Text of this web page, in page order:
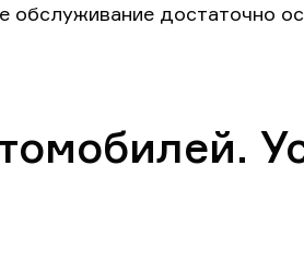
обслуживание достаточно